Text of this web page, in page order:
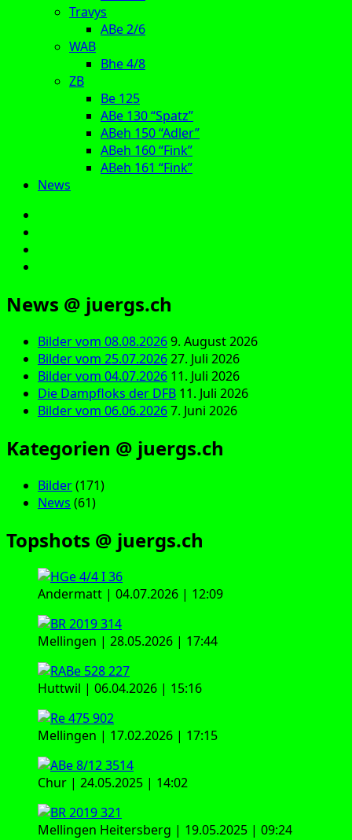
Travys
ABe 2/6
WAB
Bhe 4/8
ZB
Be 125
ABe 130 “Spatz”
ABeh 150 “Adler”
ABeh 160 “Fink”
ABeh 161 “Fink”
News
News @ juergs.ch
Bilder vom 08.08.20269. August 2026
Bilder vom 25.07.202627. Juli 2026
Bilder vom 04.07.2026 11. Juli 2026
Die Dampfloks der DFB 11. Juli 2026
Bilder vom 06.06.20267. Juni 2026
Kategorien @ juergs.ch
Bilder(171)
News (61)
Topshots @ juergs.ch
Andermatt | 04.07.2026 | 12:09
Mellingen | 28.05.2026 | 17:44
Huttwil | 06.04.2026 | 15:16
Mellingen | 17.02.2026 | 17:15
Chur | 24.05.2025 | 14:02
Mellingen Heitersberg | 19.05.2025 | 09:24